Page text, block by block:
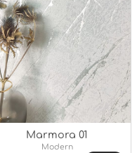
Marmora 01
Stil:
Modern